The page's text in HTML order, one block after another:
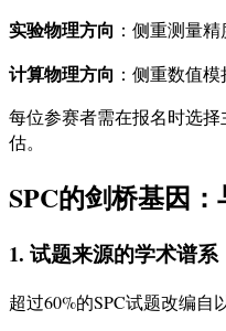
实验物理方向 ：侧重测量
计算物理方向 ：侧重数值
每位参赛者需在报名时选
估。
SPC的剑桥基因
1. 试题来源的学术谱系
超过60%的SPC试题改编自